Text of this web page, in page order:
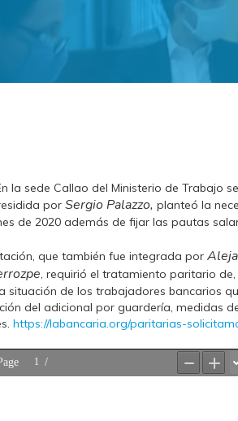
la sede Callao del Ministerio de Trabajo
por Sergio Palazzo, planteó la
de 2020 además de fijar las pautas
que también fue integrada por
, requirió el tratamiento paritario
situación de los trabajadores bancarios
del adicional por guardería, medidas
https://labancaria.org/paritarias-